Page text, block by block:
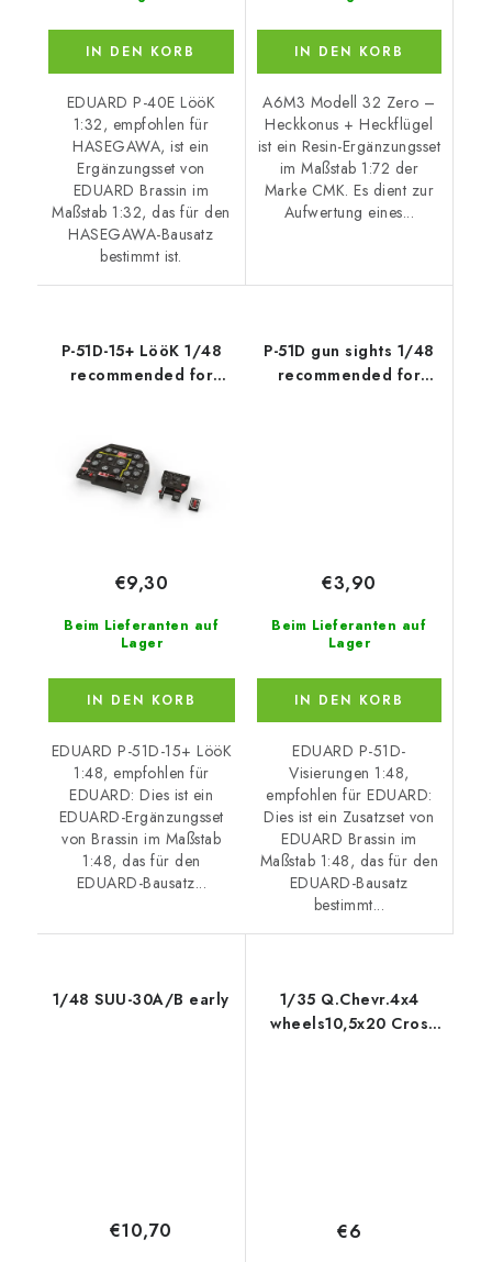
IN DEN KORB
EDUARD P-40E LööK
1:32, empfohlen für
HASEGAWA, ist ein
Ergänzungsset von
EDUARD Brassin im
Maßstab 1:32, das für den
HASEGAWA-Bausatz
bestimmt ist.
IN DEN KORB
A6M3 Modell 32 Zero –
Heckkonus + Heckflügel
ist ein Resin-Ergänzungsset
im Maßstab 1:72 der
Marke CMK. Es dient zur
Aufwertung eines...
P-51D-15+ LööK 1/48
recommended for
Beim Lieferanten auf
Lager
€9,30
IN DEN KORB
EDUARD P-51D-15+ LööK
1:48, empfohlen für
EDUARD: Dies ist ein
EDUARD-Ergänzungsset
von Brassin im Maßstab
1:48, das für den
EDUARD-Bausatz...
P-51D gun sights 1/48
recommended for
Beim Lieferanten auf
Lager
€3,90
IN DEN KORB
EDUARD P-51D-
Visierungen 1:48,
empfohlen für EDUARD:
Dies ist ein Zusatzset von
EDUARD Brassin im
Maßstab 1:48, das für den
EDUARD-Bausatz
bestimmt...
1/48 SUU-30A/B early
€10,70
1/35 Q.Chevr.4x4
wheels10,5x20 Cros
€6